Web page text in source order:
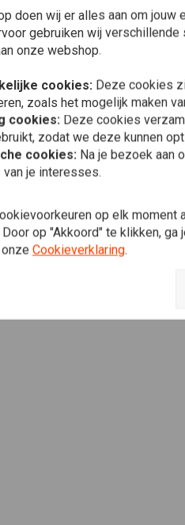
doen wij er alles aan om
gebruiken wij
onze webshop.
cookies: Deze cookies
zoals het mogelijk maken
cookies: Deze cookies
zodat we deze kunnen
cookies: Na je bezoek aan
je interesses.
op elk
op "Akkoord" te klikken,
Cookieverklaring.